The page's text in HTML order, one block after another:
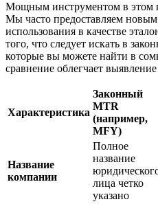
Мощным инструментом в этом
Мы часто предоставляем
использования в качестве
того, что следует искать в
которые вы можете найти в
сравнение облегчает
Характеристика
Законный
MTR
(например,
MFY)
Название
компании
Полное
название
лица четко
указано